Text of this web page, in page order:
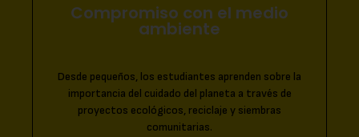
Compromiso con el medio
ambiente
Desde pequeños, los estudiantes aprenden sobre la
importancia del cuidado del planeta a través de
proyectos ecológicos, reciclaje y siembras
comunitarias.